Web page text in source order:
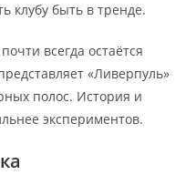
клубу быть в тренде.
всегда остаётся
«Ливерпуль»
полос. История и
экспериментов.